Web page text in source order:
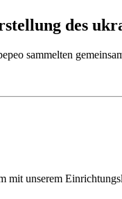
des
sammelten
mit unserem